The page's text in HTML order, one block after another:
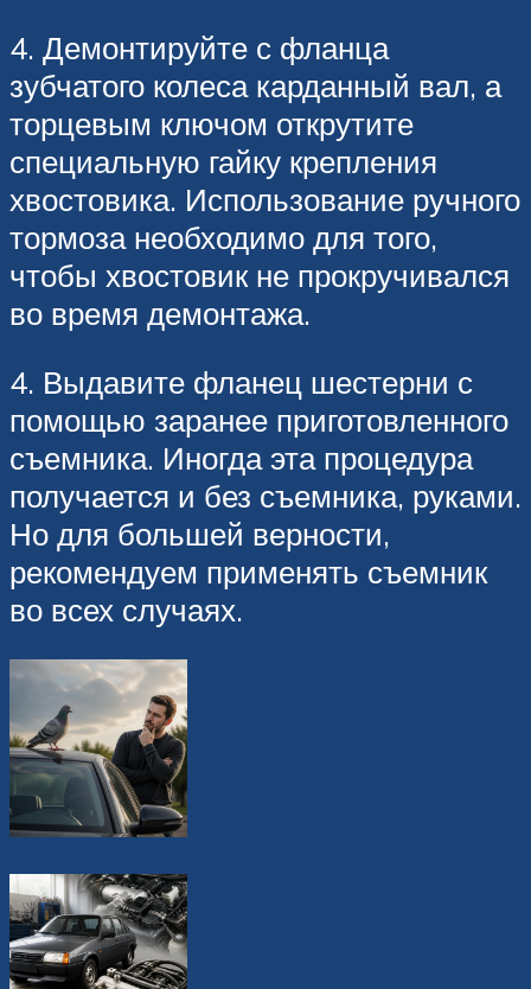
4. Демонтируйте с фланца
зубчатого колеса карданный вал, а
торцевым ключом открутите
специальную гайку крепления
хвостовика. Использование ручного
тормоза необходимо для того,
чтобы хвостовик не прокручивался
во время демонтажа.
4. Выдавите фланец шестерни с
помощью заранее приготовленного
съемника. Иногда эта процедура
получается и без съемника, руками.
Но для большей верности,
рекомендуем применять съемник
во всех случаях.